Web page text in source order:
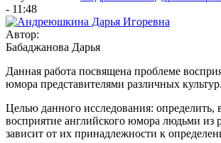
- 11:48
Автор:
Бабаджанова Дарья
Данная работа посвящена проблеме
юмора представителями различных культур.
Целью данного исследования: определить,
восприятие английского юмора людьми из
зависит от их принадлежности к